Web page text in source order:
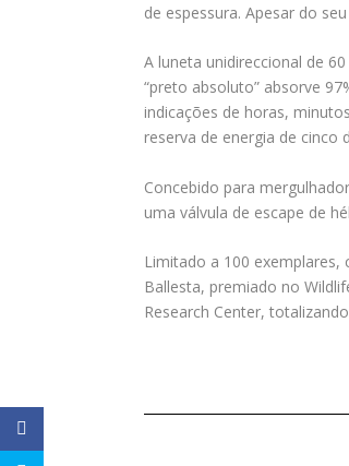
de espessura. Apesar do
A luneta unidireccional de
“preto absoluto” absorve
indicações de horas,
reserva de energia de cinco
Concebido para
uma válvula de escape de
Limitado a 100
Ballesta, premiado no
Research Center,